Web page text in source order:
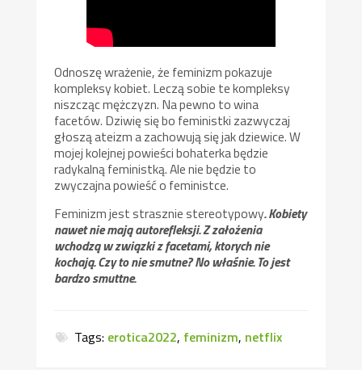
Odnoszę wrażenie, że feminizm pokazuje
kompleksy kobiet. Leczą sobie te kompleksy
niszcząc mężczyzn. Na pewno to wina
facetów. Dziwię się bo feministki zazwyczaj
głoszą ateizm a zachowują się jak dziewice. W
mojej kolejnej powieści bohaterka będzie
radykalną feministką. Ale nie będzie to
zwyczajna powieść o feministce.
Feminizm jest strasznie stereotypowy. Kobiety
nawet nie mają autorefleksji. Z założenia
wchodzą w związki z facetami, ktorych nie
kochają. Czy to nie smutne? No właśnie. To jest
bardzo smuttne.
Tags: erotica2022, feminizm, netflix